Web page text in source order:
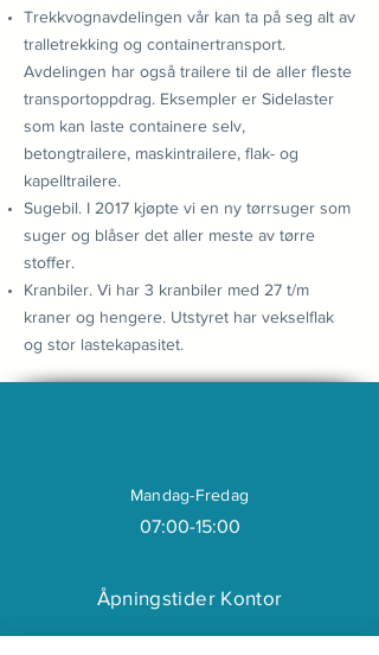
Trekkvognavdelingen vår kan ta på seg alt av
tralletrekking og containertransport.
Avdelingen har også trailere til de aller fleste
transportoppdrag. Eksempler er Sidelaster
som kan laste containere selv,
betongtrailere, maskintrailere, flak- og
kapelltrailere.
Sugebil. I 2017 kjøpte vi en ny tørrsuger som
suger og blåser det aller meste av tørre
stoffer.
Kranbiler. Vi har 3 kranbiler med 27 t/m
kraner og hengere. Utstyret har vekselflak
og stor lastekapasitet.
Mandag-Fredag
07:00-15:00
Åpningstider Kontor